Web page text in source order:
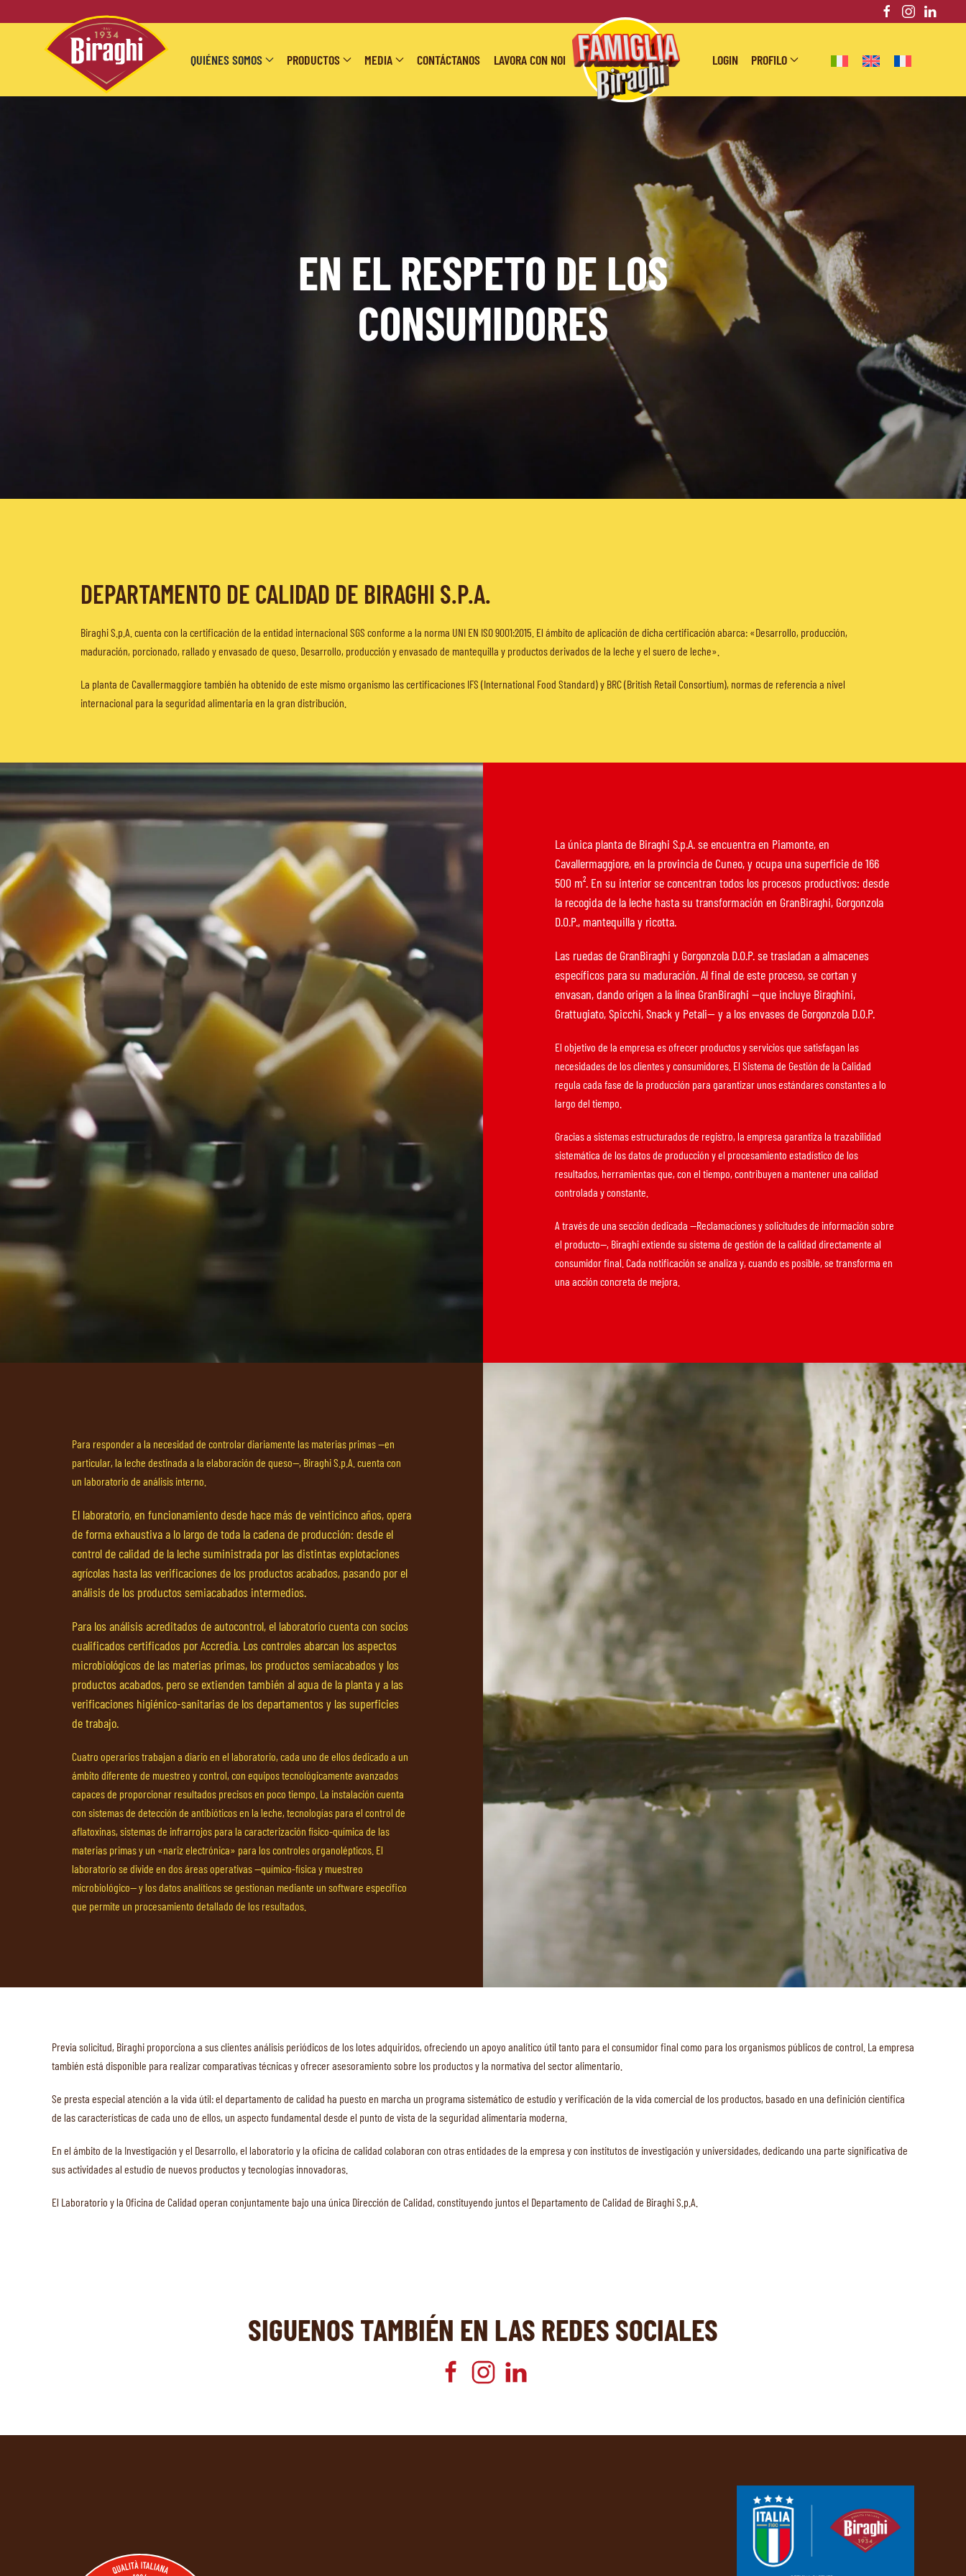
Skip to main content
QUIÉNES SOMOS PRODUCTOS MEDIA CONTÁCTANOS LAVORA CON NOI LOGIN PROFILO
EN EL RESPETO DE LOS
CONSUMIDORES
DEPARTAMENTO DE CALIDAD DE BIRAGHI S.P.A.
Biraghi S.p.A. cuenta con la certificación de la entidad internacional SGS conforme a la norma UNI EN ISO 9001:2015. El ámbito de aplicación de dicha certificación abarca: «Desarrollo, producción,
maduración, porcionado, rallado y envasado de queso. Desarrollo, producción y envasado de mantequilla y productos derivados de la leche y el suero de leche».
La planta de Cavallermaggiore también ha obtenido de este mismo organismo las certificaciones IFS (International Food Standard) y BRC (British Retail Consortium), normas de referencia a nivel
internacional para la seguridad alimentaria en la gran distribución.
La única planta de Biraghi S.p.A. se encuentra en Piamonte, en
Cavallermaggiore, en la provincia de Cuneo, y ocupa una superficie de 166
500 m². En su interior se concentran todos los procesos productivos: desde
la recogida de la leche hasta su transformación en GranBiraghi, Gorgonzola
D.O.P., mantequilla y ricotta.
Las ruedas de GranBiraghi y Gorgonzola D.O.P. se trasladan a almacenes
específicos para su maduración. Al final de este proceso, se cortan y
envasan, dando origen a la línea GranBiraghi —que incluye Biraghini,
Grattugiato, Spicchi, Snack y Petali— y a los envases de Gorgonzola D.O.P.
El objetivo de la empresa es ofrecer productos y servicios que satisfagan las
necesidades de los clientes y consumidores. El Sistema de Gestión de la Calidad
regula cada fase de la producción para garantizar unos estándares constantes a lo
largo del tiempo.
Gracias a sistemas estructurados de registro, la empresa garantiza la trazabilidad
sistemática de los datos de producción y el procesamiento estadístico de los
resultados, herramientas que, con el tiempo, contribuyen a mantener una calidad
controlada y constante.
A través de una sección dedicada —Reclamaciones y solicitudes de información sobre
el producto—, Biraghi extiende su sistema de gestión de la calidad directamente al
consumidor final. Cada notificación se analiza y, cuando es posible, se transforma en
una acción concreta de mejora.
Para responder a la necesidad de controlar diariamente las materias primas —en
particular, la leche destinada a la elaboración de queso—, Biraghi S.p.A. cuenta con
un laboratorio de análisis interno.
El laboratorio, en funcionamiento desde hace más de veinticinco años, opera
de forma exhaustiva a lo largo de toda la cadena de producción: desde el
control de calidad de la leche suministrada por las distintas explotaciones
agrícolas hasta las verificaciones de los productos acabados, pasando por el
análisis de los productos semiacabados intermedios.
Para los análisis acreditados de autocontrol, el laboratorio cuenta con socios
cualificados certificados por Accredia. Los controles abarcan los aspectos
microbiológicos de las materias primas, los productos semiacabados y los
productos acabados, pero se extienden también al agua de la planta y a las
verificaciones higiénico-sanitarias de los departamentos y las superficies
de trabajo.
Cuatro operarios trabajan a diario en el laboratorio, cada uno de ellos dedicado a un
ámbito diferente de muestreo y control, con equipos tecnológicamente avanzados
capaces de proporcionar resultados precisos en poco tiempo. La instalación cuenta
con sistemas de detección de antibióticos en la leche, tecnologías para el control de
aflatoxinas, sistemas de infrarrojos para la caracterización físico-química de las
materias primas y un «nariz electrónica» para los controles organolépticos. El
laboratorio se divide en dos áreas operativas —químico-física y muestreo
microbiológico— y los datos analíticos se gestionan mediante un software específico
que permite un procesamiento detallado de los resultados.
Previa solicitud, Biraghi proporciona a sus clientes análisis periódicos de los lotes adquiridos, ofreciendo un apoyo analítico útil tanto para el consumidor final como para los organismos públicos de control. La empresa
también está disponible para realizar comparativas técnicas y ofrecer asesoramiento sobre los productos y la normativa del sector alimentario.
Se presta especial atención a la vida útil: el departamento de calidad ha puesto en marcha un programa sistemático de estudio y verificación de la vida comercial de los productos, basado en una definición científica
de las características de cada uno de ellos, un aspecto fundamental desde el punto de vista de la seguridad alimentaria moderna.
En el ámbito de la Investigación y el Desarrollo, el laboratorio y la oficina de calidad colaboran con otras entidades de la empresa y con institutos de investigación y universidades, dedicando una parte significativa de
sus actividades al estudio de nuevos productos y tecnologías innovadoras.
El Laboratorio y la Oficina de Calidad operan conjuntamente bajo una única Dirección de Calidad, constituyendo juntos el Departamento de Calidad de Biraghi S.p.A.
SIGUENOS TAMBIÉN EN LAS REDES SOCIALES